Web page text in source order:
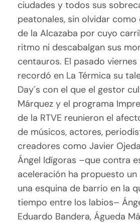
ciudades y todos sus
peatonales, sin olvidar como
de la Alcazaba por cuyo
ritmo ni descabalgan sus
centauros. El pasado
recordó en La Térmica su
Day´s con el que el gestor
Márquez y el programa
de la RTVE reunieron el
de músicos, actores,
creadores como Javier
Ángel Idígoras –que contra
aceleración ha propuesto un
una esquina de barrio en la
tiempo entre los labios–
Eduardo Bandera, Águeda